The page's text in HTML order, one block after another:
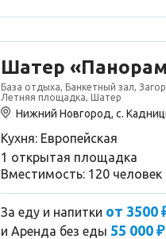
Шатер
База отдыха, Банкетный зал,
Летняя площадка, Шатер
Нижний Новгород, с.
Кухня: Европейская
1 открытая площадка
Вместимость: 120 человек
За еду и напитки от 3500
и Аренда без еды 55 000 ₽